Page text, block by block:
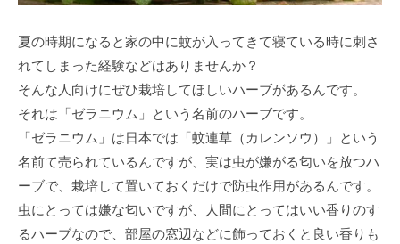
夏の時期になると家の中に蚊が入ってきて寝ている時に刺さ
れてしまった経験などはありませんか？
そんな人向けにぜひ栽培してほしいハーブがあるんです。
それは「ゼラニウム」という名前のハーブです。
「ゼラニウム」は日本では「蚊連草（カレンソウ）」という
名前て売られているんですが、実は虫が嫌がる匂いを放つハ
ーブで、栽培して置いておくだけで防虫作用があるんです。
虫にとっては嫌な匂いですが、人間にとってはいい香りのす
るハーブなので、部屋の窓辺などに飾っておくと良い香りも